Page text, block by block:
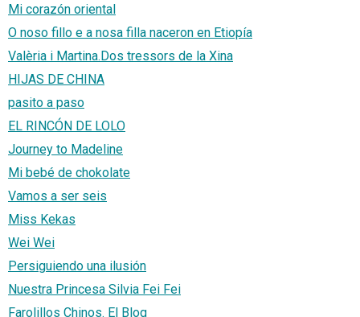
Mi corazón oriental
O noso fillo e a nosa filla naceron en Etiopía
Valèria i Martina.Dos tressors de la Xina
HIJAS DE CHINA
pasito a paso
EL RINCÓN DE LOLO
Journey to Madeline
Mi bebé de chokolate
Vamos a ser seis
Miss Kekas
Wei Wei
Persiguiendo una ilusión
Nuestra Princesa Silvia Fei Fei
Farolillos Chinos. El Blog